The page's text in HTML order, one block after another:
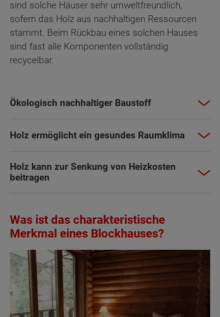
sind solche Häuser sehr umweltfreundlich,
sofern das Holz aus nachhaltigen Ressourcen
stammt. Beim Rückbau eines solchen Hauses
sind fast alle Komponenten vollständig
recycelbar.
Ökologisch nachhaltiger Baustoff
Holz ermöglicht ein gesundes Raumklima
Holz kann zur Senkung von Heizkosten
beitragen
Was ist das charakteristische
Merkmal eines Blockhauses?